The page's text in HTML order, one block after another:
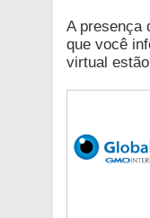
A presença
que você
virtual